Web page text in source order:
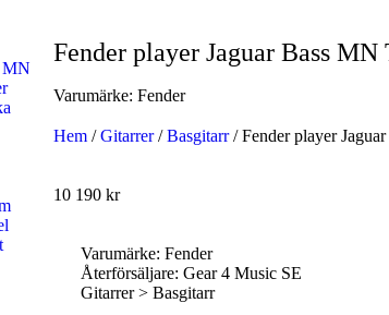
Fender player Jaguar Bass MN
Varumärke: Fender
Hem /Gitarrer/Basgitarr/ Fender player
10 190 kr
Varumärke: Fender
Återförsäljare: Gear 4 Music SE
Gitarrer > Basgitarr